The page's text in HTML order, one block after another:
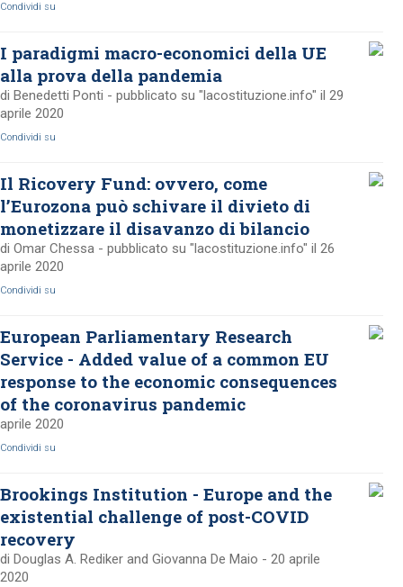
Condividi su
I paradigmi macro-economici della UE
alla prova della pandemia
di Benedetti Ponti - pubblicato su "lacostituzione.info" il 29
aprile 2020
Condividi su
Il Ricovery Fund: ovvero, come
l’Eurozona può schivare il divieto di
monetizzare il disavanzo di bilancio
di Omar Chessa - pubblicato su "lacostituzione.info" il 26
aprile 2020
Condividi su
European Parliamentary Research
Service - Added value of a common EU
response to the economic consequences
of the coronavirus pandemic
aprile 2020
Condividi su
Brookings Institution - Europe and the
existential challenge of post-COVID
recovery
di Douglas A. Rediker and Giovanna De Maio - 20 aprile
2020